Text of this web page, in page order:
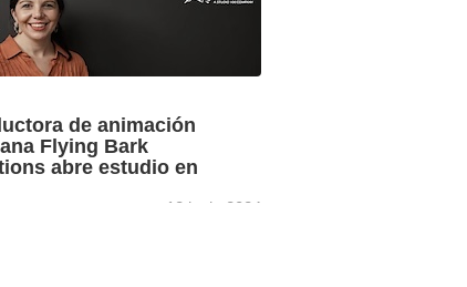
de animación
Flying Bark
abre estudio en
12 junio 2024